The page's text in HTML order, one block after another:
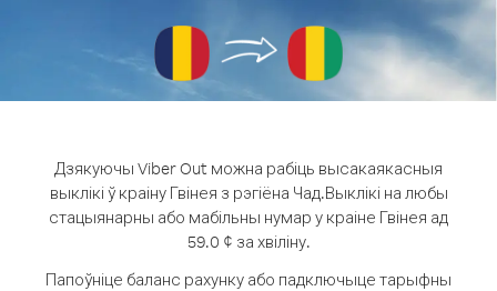
Дзякуючы Viber Out можна рабіць высакаякасныя
выклікі ў краіну Гвінея з рэгіёна Чад.Выклікі на любы
стацыянарны або мабільны нумар у краіне Гвінея ад
59.0 ¢ за хвіліну.
Папоўніце баланс рахунку або падключыце тарыфны